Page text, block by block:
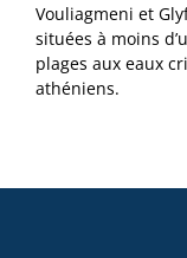
Vouliagmeni et
situées à moins
plages aux eaux
athéniens.